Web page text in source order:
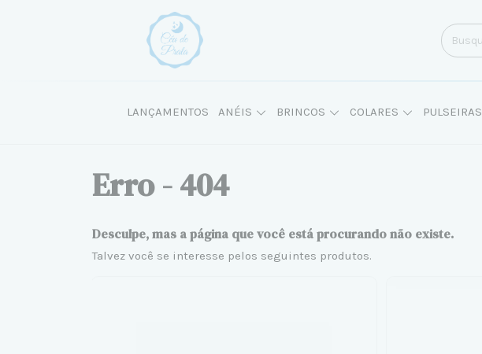
LANÇAMENTOS ANÉIS BRINCOS COLARES PULSEIRAS
Erro - 404
Desculpe, mas a página que você está procurando não existe.
Talvez você se interesse pelos seguintes produtos.